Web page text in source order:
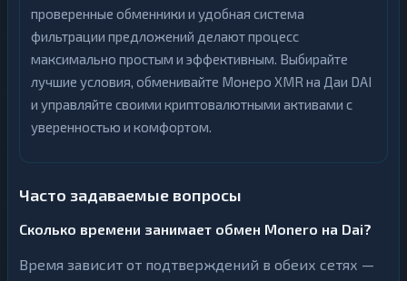
проверенные обменники и удобная система
фильтрации предложений делают процесс
максимально простым и эффективным. Выбирайте
лучшие условия, обменивайте Монеро XMR на Даи DAI
и управляйте своими криптовалютными активами с
уверенностью и комфортом.
Часто задаваемые вопросы
Сколько времени занимает обмен Monero на Dai?
Время зависит от подтверждений в обеих сетях —